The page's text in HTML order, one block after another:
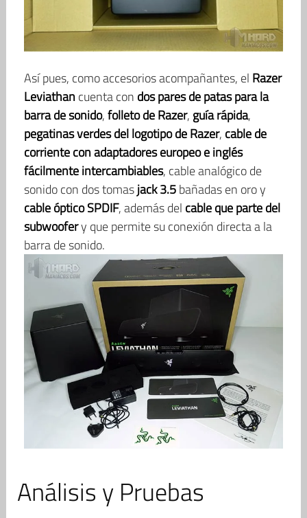
Así pues, como accesorios acompañantes, el Razer
Leviathancuenta con dos pares de patas para la
barra de sonido,folleto de Razer, guía rápida,
pegatinas verdes del logotipo de Razer, cable de
corriente con adaptadores europeo e inglés
fácilmente intercambiables, cable analógico de
sonido con dos tomasjack 3.5bañadas en oro y
cable óptico SPDIF, además del cable que parte del
subwoofery que permite su conexión directa a la
barra de sonido.
Análisis y Pruebas